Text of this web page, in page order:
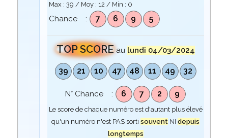
Max : 39 / Moy : 12 / Min : 0
Chance : 7 6 9 5
TOP SCORE au lundi 04/03/2024
39 21 10 47 48 11 49 32
N° Chance : 6 7 2 9
Le score de chaque numéro est d'autant plus élevé
qu'un numéro n'est PAS sortisouvent NIdepuis
longtemps